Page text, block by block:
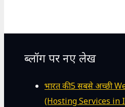
ब्लॉग पर नए लेख
भारत की 5 सबसे अच्छी
(Hosting Services in